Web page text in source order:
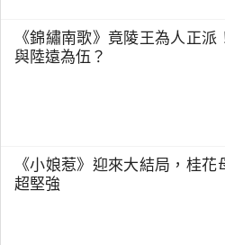
《錦繡南歌》竟陵王為人正
與陸遠為伍？
《小娘惹》迎來大結局，桂
超堅強